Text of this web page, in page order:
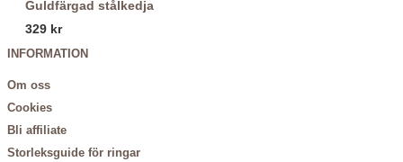
Guldfärgad stålkedja
329 kr
INFORMATION
Om oss
Cookies
Bli affiliate
Storleksguide för ringar